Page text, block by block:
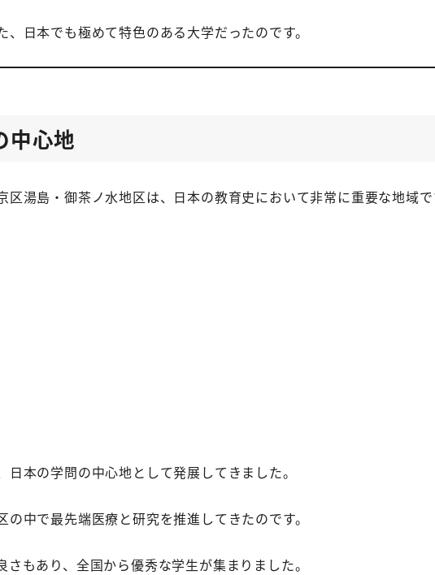
日本でも極めて特色のある大学だったのです。
中心地
湯島・御茶ノ水地区は、日本の教育史において非常に重要な地域
本の学問の中心地として発展してきました。
中で最先端医療と研究を推進してきたのです。
もあり、全国から優秀な学生が集まりました。